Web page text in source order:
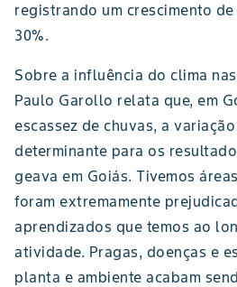
registrando um crescimento
30%.
Sobre a influência do clima
Paulo Garollo relata que, em
escassez de chuvas, a
determinante para os
geava em Goiás. Tivemos
foram extremamente
aprendizados que temos ao
atividade. Pragas, doenças e
planta e ambiente acabam